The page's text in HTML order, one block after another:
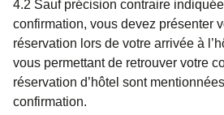
4.2 Sauf précision contraire
confirmation, vous devez présenter
réservation lors de votre arrivée à
vous permettant de retrouver votre
réservation d’hôtel sont
confirmation.